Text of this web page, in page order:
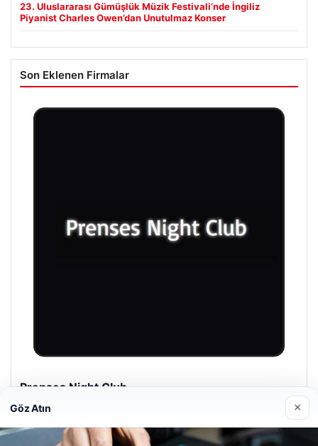
23. Uluslararası Gümüşlük Müzik Festivali’nde İngiliz
Piyanist Charles Owen’dan Unutulmaz Konser
Son Eklenen Firmalar
Prenses Night Club
29/04/2026
Göz Atın ×